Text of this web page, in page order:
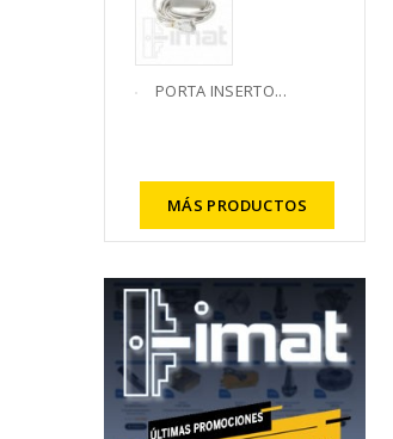
PORTA INSERTO...
MÁS PRODUCTOS